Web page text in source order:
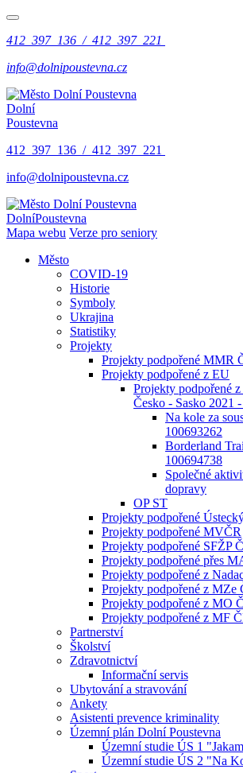
412 397 136 / 412 397 221
info@dolnipoustevna.cz
Dolní
Poustevna
412 397 136 / 412 397 221
info@dolnipoustevna.cz
DolníPoustevna
Mapa webu Verze pro seniory
Město
COVID-19
Historie
Symboly
Ukrajina
Statistiky
Projekty
Projekty podpořené MMR
Projekty podpořené z EU
Projekty podpořené
Česko - Sasko 2021
Na kole za
100693262
Borderland
100694738
Společné
dopravy
OP ST
Projekty podpořené
Projekty podpořené MVČR
Projekty podpořené SFŽP
Projekty podpořené přes
Projekty podpořené z
Projekty podpořené z MZe
Projekty podpořené z MO
Projekty podpořené z MF
Partnerství
Školství
Zdravotnictví
Informační servis
Ubytování a stravování
Ankety
Asistenti prevence kriminality
Územní plán Dolní Poustevna
Územní studie ÚS 1
Územní studie ÚS 2 "Na